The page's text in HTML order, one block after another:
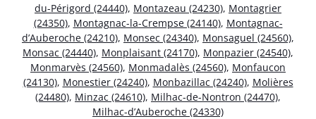
du-Périgord (24440), Montazeau (24230), Montagrier
(24350), Montagnac-la-Crempse (24140), Montagnac-
d’Auberoche (24210), Monsec (24340), Monsaguel (24560),
Monsac (24440), Monplaisant (24170), Monpazier (24540),
Monmarvès (24560), Monmadalès (24560), Monfaucon
(24130), Monestier (24240), Monbazillac (24240), Molières
(24480), Minzac (24610), Milhac-de-Nontron (24470),
Milhac-d’Auberoche (24330)